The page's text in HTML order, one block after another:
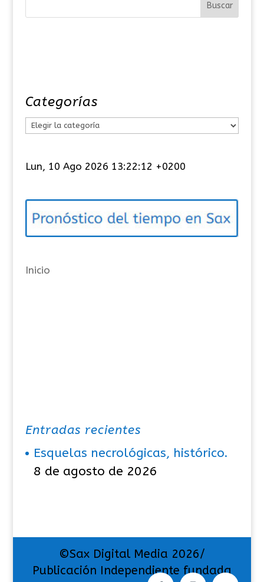
Categorías
e
o
í
s
Lun, 10 Ago 2026 13:22:12 +0200
Inicio
Entradas recientes
Esquelas necrológicas, histórico.
8 de agosto de 2026
©Sax Digital Media 2026/
Publicación Independiente fundada